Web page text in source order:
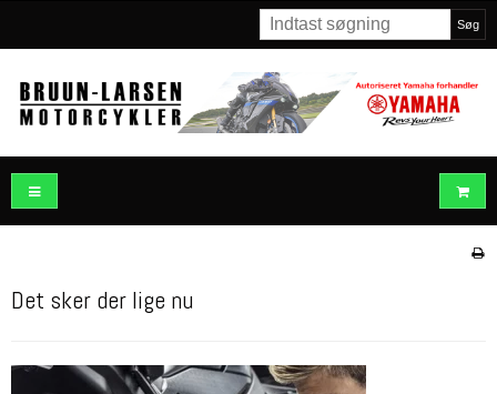
Søg
Det sker der lige nu